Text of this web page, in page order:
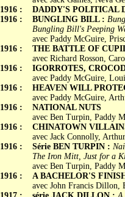
1916 :
1916 :
1916 :
1916 :
1916 :
1916 :
1916 :
1916 :
1916 :
DADDY'S POLITICAL
BUNGLING BILL :
Bungling Bill's Peeping
avec Paddy McGuire,
THE BATTLE OF
avec Richard Rosson,
IGORROTES,
avec Paddy McGuire,
HEAVEN WILL
avec Paddy McGuire,
NATIONAL NUTS
avec Ben Turpin, Paddy
CHINATOWN
avec Jack Connolly,
Série BEN TURPIN :
The Iron Mitt, Just for a
avec Ben Turpin, Paddy
A BACHELOR'S
avec John Francis